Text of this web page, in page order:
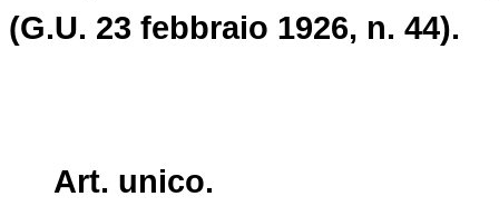
(G.U. 23 febbraio 1926, n. 44).
Art. unico.